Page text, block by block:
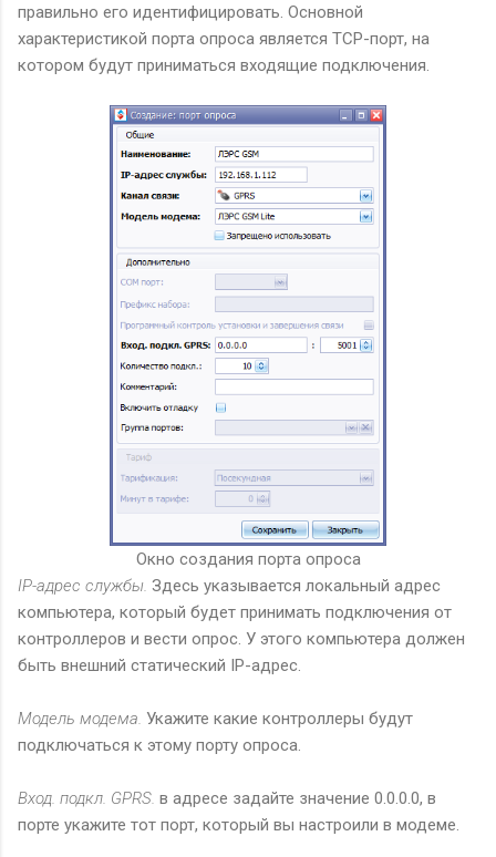
правильно его идентифицировать. Основной
характеристикой порта опроса является TCP-порт, на
котором будут приниматься входящие подключения.
Окно создания порта опроса
IP-адрес службы. Здесь указывается локальный адрес
компьютера, который будет принимать подключения от
контроллеров и вести опрос. У этого компьютера должен
быть внешний статический IP-адрес.
Модель модема. Укажите какие контроллеры будут
подключаться к этому порту опроса.
Вход. подкл. GPRS. в адресе задайте значение 0.0.0.0, в
порте укажите тот порт, который вы настроили в модеме.